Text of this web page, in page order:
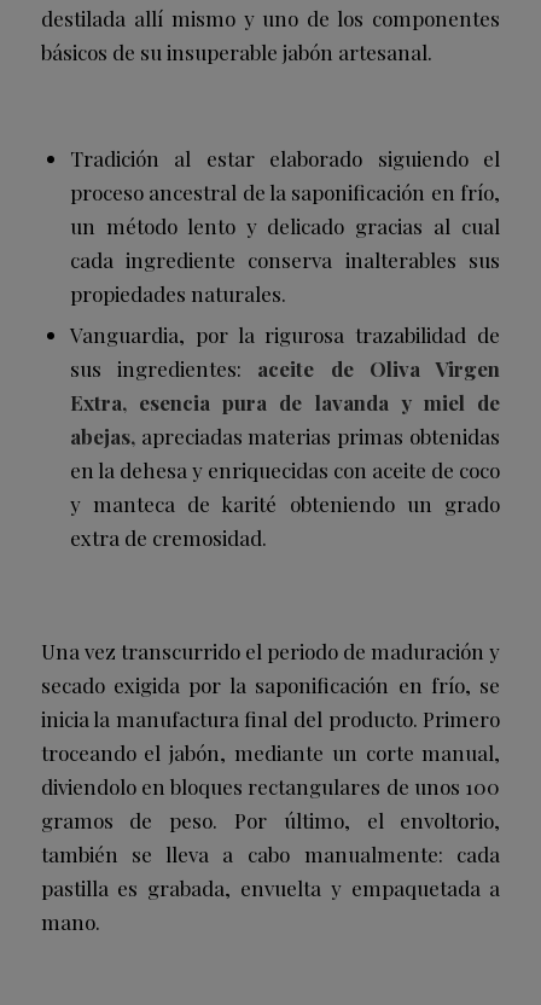
destilada allí mismo y uno de los componentes
básicos de su insuperable jabón artesanal.
Tradición al estar elaborado siguiendo el
proceso ancestral de la saponificación en frío,
un método lento y delicado gracias al cual
cada ingrediente conserva inalterables sus
propiedades naturales.
Vanguardia, por la rigurosa trazabilidad de
sus ingredientes: aceite de Oliva Virgen
Extra, esencia pura de lavanda y miel de
abejas, apreciadas materias primas obtenidas
en la dehesa y enriquecidas con aceite de coco
y manteca de karité obteniendo un grado
extra de cremosidad.
Una vez transcurrido el periodo de maduración y
secado exigida por la saponificación en frío, se
inicia la manufactura final del producto. Primero
troceando el jabón, mediante un corte manual,
diviendolo en bloques rectangulares de unos 100
gramos de peso. Por último, el envoltorio,
también se lleva a cabo manualmente: cada
pastilla es grabada, envuelta y empaquetada a
mano.